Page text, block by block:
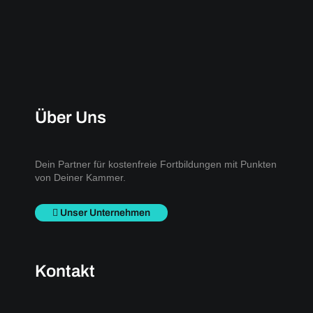
Über Uns
Dein Partner für kostenfreie Fortbildungen mit Punkten
von Deiner Kammer.
Unser Unternehmen
Kontakt